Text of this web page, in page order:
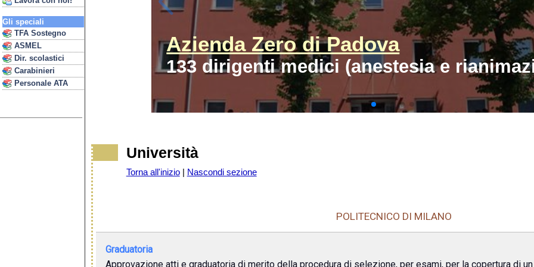
Gli speciali
TFA Sostegno
ASMEL
Dir. scolastici
Carabinieri
Personale ATA
Azienda Zero di Padova
133 dirigenti medici (anestesia e
Università
Torna all'inizio| Nascondi sezione
POLITECNICO DI MILANO
Graduatoria
Approvazione atti e graduatoria di merito della procedura di selezione, per esami, per la copertura di